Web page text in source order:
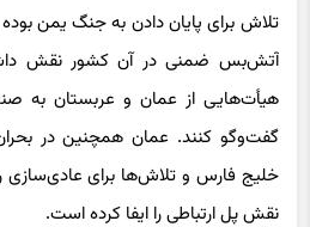
هیأت‌هایی از عمان و عربستان به
گفت‌وگو کنند. عمان همچنین در
خلیج فارس و تلاش‌ها برای عادی‌سازی
نقش پل ارتباطی را ایفا کرده است.